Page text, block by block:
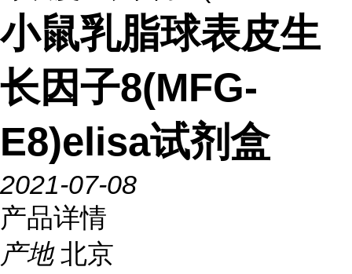
小鼠乳脂球表皮生
长因子8(MFG-
E8)elisa试剂盒
2021-07-08
产品详情
产地 北京